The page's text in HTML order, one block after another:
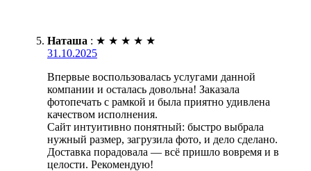
Наташа : ★ ★ ★ ★ ★
31.10.2025
Впервые воспользовалась услугами данной
компании и осталась довольна! Заказала
фотопечать с рамкой и была приятно удивлена
качеством исполнения.
Сайт интуитивно понятный: быстро выбрала
нужный размер, загрузила фото, и дело сделано.
Доставка порадовала — всё пришло вовремя и в
целости. Рекомендую!